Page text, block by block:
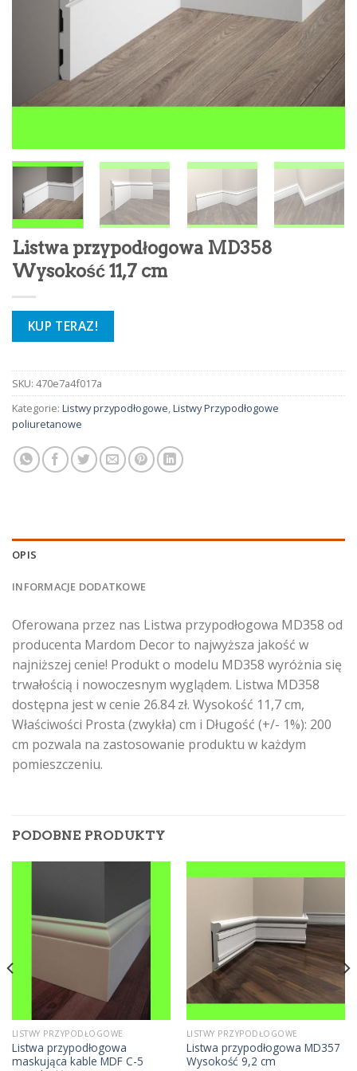
Listwa przypodłogowa MD358
Wysokość 11,7 cm
KUP TERAZ!
SKU: 470e7a4f017a
Kategorie: Listwy przypodłogowe,Listwy Przypodłogowe
poliuretanowe
OPIS
INFORMACJE DODATKOWE
Oferowana przez nas Listwa przypodłogowa MD358 od
producenta Mardom Decor to najwyższa jakość w
najniższej cenie! Produkt o modelu MD358 wyróżnia się
trwałością i nowoczesnym wyglądem. Listwa MD358
dostępna jest w cenie 26.84 zł. Wysokość 11,7 cm,
Właściwości Prosta (zwykła) cm i Długość (+/- 1%): 200
cm pozwala na zastosowanie produktu w każdym
pomieszczeniu.
PODOBNE PRODUKTY
LISTWY PRZYPODŁOGOWE
Listwa przypodłogowa
maskująca kable MDF C-5
LISTWY PRZYPODŁOGOWE
Listwa przypodłogowa MD357
Wysokość 9,2 cm